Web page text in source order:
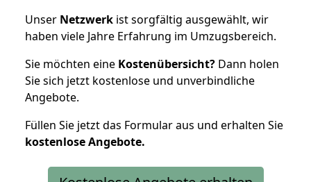
Unser Netzwerk ist sorgfältig ausgewählt, wir
haben viele Jahre Erfahrung im Umzugsbereich.
Sie möchten eine Kostenübersicht? Dann holen
Sie sich jetzt kostenlose und unverbindliche
Angebote.
Füllen Sie jetzt das Formular aus und erhalten Sie
kostenloseAngebote.